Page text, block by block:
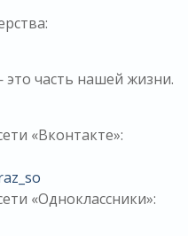
часть нашей жизни.
«Вконтакте»:
«Одноклассники»: